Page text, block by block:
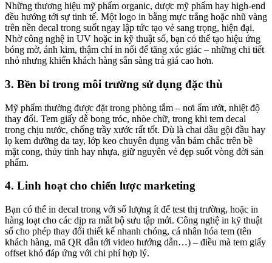
Những thương hiệu mỹ phẩm organic, dược mỹ phẩm hay high-end
đều hướng tới sự tinh tế. Một logo in bằng mực trắng hoặc nhũ vàng
trên nền decal trong suốt ngay lập tức tạo vẻ sang trọng, hiện đại.
Nhờ công nghệ in UV hoặc in kỹ thuật số, bạn có thể tạo hiệu ứng
bóng mờ, ánh kim, thậm chí in nổi để tăng xúc giác – những chi tiết
nhỏ nhưng khiến khách hàng sẵn sàng trả giá cao hơn.
3. Bền bỉ trong môi trường sử dụng đặc thù
Mỹ phẩm thường được đặt trong phòng tắm – nơi ẩm ướt, nhiệt độ
thay đổi. Tem giấy dễ bong tróc, nhòe chữ, trong khi tem decal
trong chịu nước, chống trầy xước rất tốt. Dù là chai dầu gội đầu hay
lọ kem dưỡng da tay, lớp keo chuyên dụng vẫn bám chắc trên bề
mặt cong, thủy tinh hay nhựa, giữ nguyên vẻ đẹp suốt vòng đời sản
phẩm.
4. Linh hoạt cho chiến lược marketing
Bạn có thể in decal trong với số lượng ít để test thị trường, hoặc in
hàng loạt cho các dịp ra mắt bộ sưu tập mới. Công nghệ in kỹ thuật
số cho phép thay đổi thiết kế nhanh chóng, cá nhân hóa tem (tên
khách hàng, mã QR dẫn tới video hướng dẫn…) – điều mà tem giấy
offset khó đáp ứng với chi phí hợp lý.